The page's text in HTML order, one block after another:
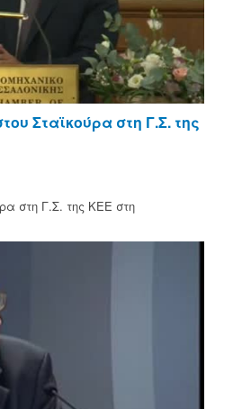
Σταϊκούρα στη Γ.Σ. της
στη Γ.Σ. της ΚΕΕ στη